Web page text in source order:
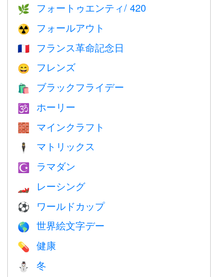
🌿 フォートゥエンティ/ 420
☢️ フォールアウト
🇫🇷 フランス革命記念日
😄 フレンズ
🛍 ブラックフライデー
🕉 ホーリー
🧱 マインクラフト
🕴️ マトリックス
☪️ ラマダン
🏎 レーシング
⚽ ワールドカップ
🌎 世界絵文字デー
💊 健康
⛄ 冬